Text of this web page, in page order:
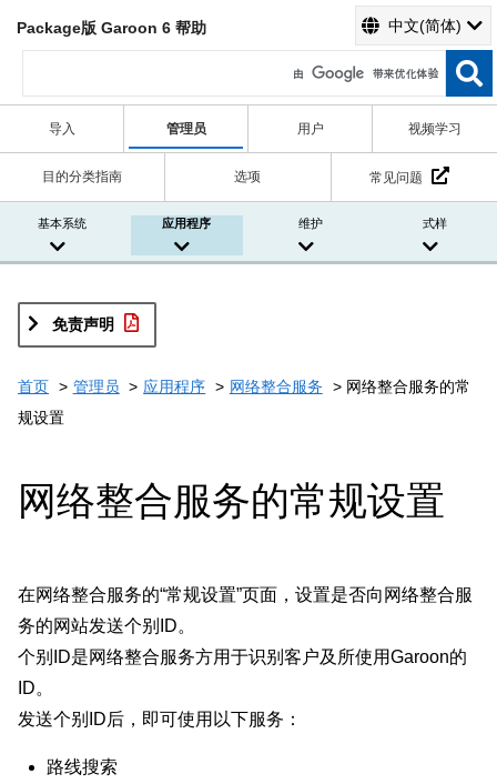
Package版 Garoon 6 帮助 中文(简体)
导入 管理员 用户 视频学习
目的分类指南 选项 常见问题
基本系统 应用程序 维护 式样
免责声明
首页 管理员 应用程序 网络整合服务
网络整合服务的常
规设置
网络整合服务的常规设置
在网络整合服务的“常规设置”页面，设置是否向网络整合服
务的网站发送个别ID。
个别ID是网络整合服务方用于识别客户及所使用Garoon的
ID。
发送个别ID后，即可使用以下服务：
路线搜索